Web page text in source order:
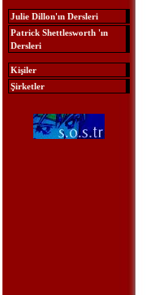
Julie Dillon'ın Dersleri
Patrick Shettlesworth 'ın
Dersleri
Kişiler
Şirketler